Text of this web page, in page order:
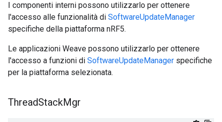
I componenti interni possono utilizzarlo per ottenere
l'accesso alle funzionalità di SoftwareUpdateManager
specifiche della piattaforma nRF5.
Le applicazioni Weave possono utilizzarlo per ottenere
l'accesso a funzioni di SoftwareUpdateManager specifiche
per la piattaforma selezionata.
ThreadStackMgr